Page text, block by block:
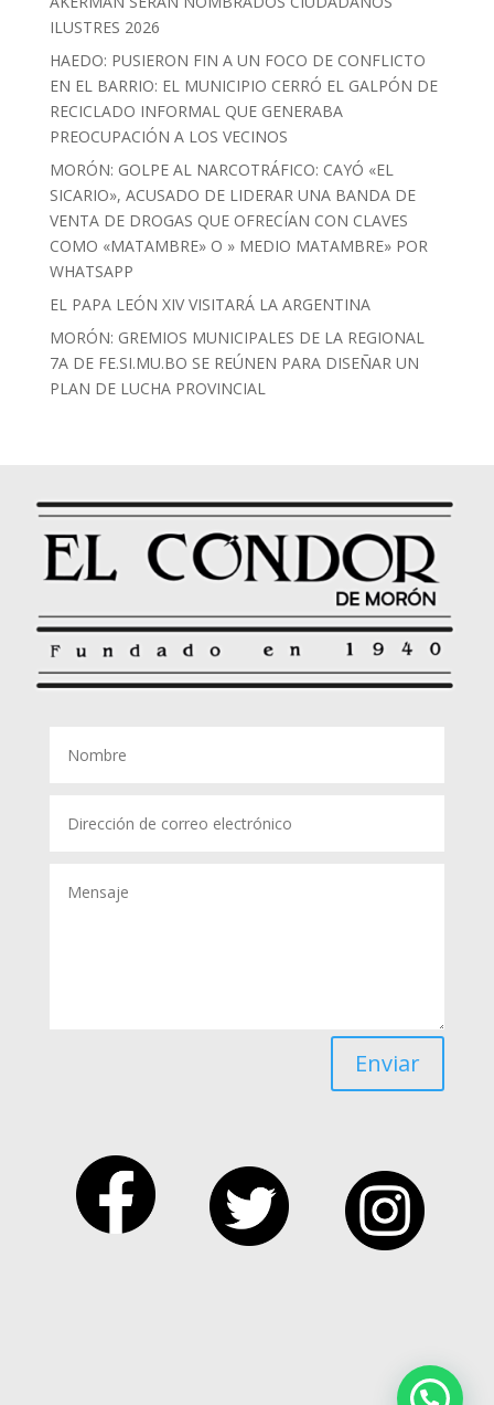
ILUSTRES 2026
HAEDO: PUSIERON FIN A UN FOCO DE CONFLICTO
EN EL BARRIO: EL MUNICIPIO CERRÓ EL GALPÓN DE
RECICLADO INFORMAL QUE GENERABA
PREOCUPACIÓN A LOS VECINOS
MORÓN: GOLPE AL NARCOTRÁFICO: CAYÓ «EL
SICARIO», ACUSADO DE LIDERAR UNA BANDA DE
VENTA DE DROGAS QUE OFRECÍAN CON CLAVES
COMO «MATAMBRE» O » MEDIO MATAMBRE» POR
WHATSAPP
EL PAPA LEÓN XIV VISITARÁ LA ARGENTINA
MORÓN: GREMIOS MUNICIPALES DE LA REGIONAL
7A DE FE.SI.MU.BO SE REÚNEN PARA DISEÑAR UN
PLAN DE LUCHA PROVINCIAL
Enviar